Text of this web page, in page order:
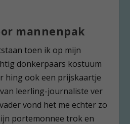
mannenpak
toen ik op mijn
donkerpaars kostuum
hing ook een prijskaartje
leerling-journaliste ver
vond het me echter zo
portemonnee trok en